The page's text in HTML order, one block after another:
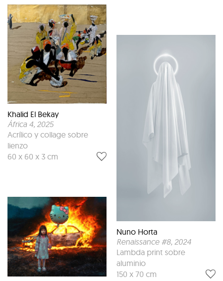
Khalid El Bekay
África 4, 2025
Acrílico y collage sobre
lienzo
60 x 60 x 3 cm
Nuno Horta
Renaissance #8, 2024
Lambda print sobre
aluminio
150 x 70 cm